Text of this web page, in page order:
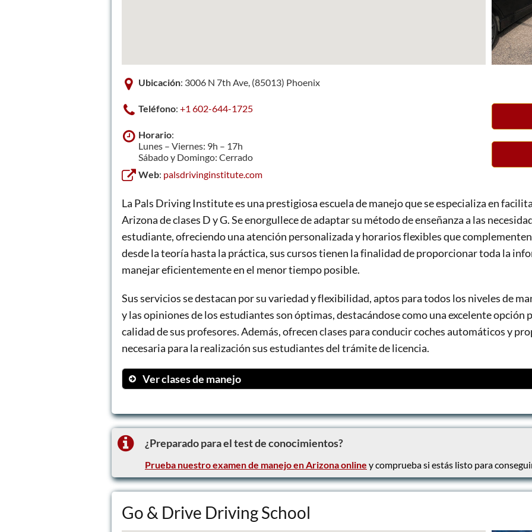
Ubicación: 3006 N 7th Ave, (85013) Phoenix
Teléfono: +1 602-644-1725
Horario:
Lunes – Viernes: 9h – 17h
Sábado y Domingo: Cerrado
Web: palsdrivinginstitute.com
La Pals Driving Institute es una prestigiosa escuela de manejo que se especializa en
Arizona de clases D y G. Se enorgullece de adaptar su método de enseñanza a las
estudiante, ofreciendo una atención personalizada y horarios flexibles que
desde la teoría hasta la práctica, sus cursos tienen la finalidad de proporcionar toda la
manejar eficientemente en el menor tiempo posible.
Sus servicios se destacan por su variedad y flexibilidad, aptos para todos los niveles de
y las opiniones de los estudiantes son óptimas, destacándose como una excelente opción
calidad de sus profesores. Además, ofrecen clases para conducir coches automáticos y
necesaria para la realización sus estudiantes del trámite de licencia.
Ver clases de manejo
Preparación para la licencia de Arizona clase D y G
¿Preparado para el test de conocimientos?
Prueba nuestro examen de manejo en Arizona online y comprueba si estás listo para
Go & Drive Driving School